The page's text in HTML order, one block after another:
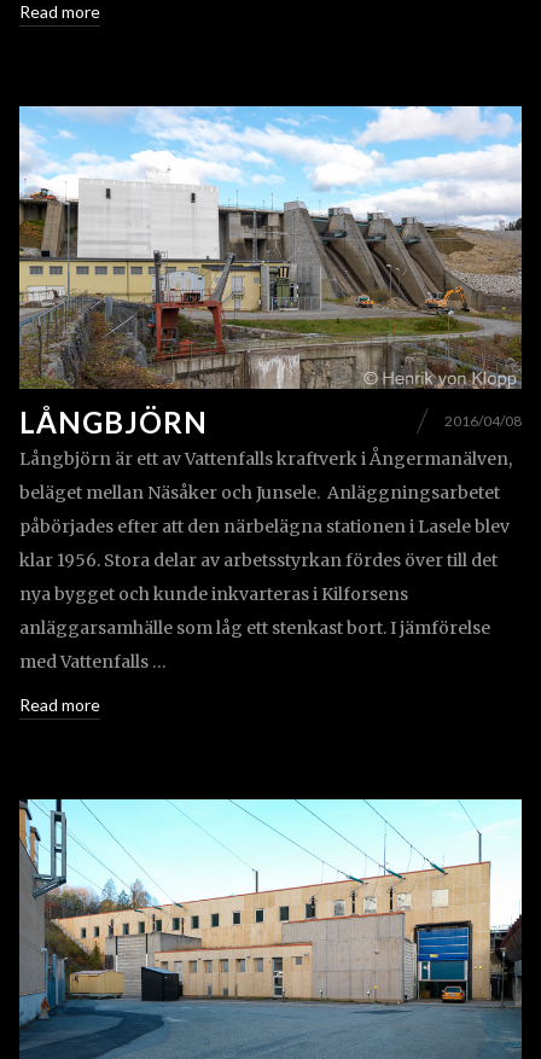
Read more
LÅNGBJÖRN 2016/04/08
Långbjörn är ett av Vattenfalls kraftverk i Ångermanälven,
beläget mellan Näsåker och Junsele. Anläggningsarbetet
påbörjades efter att den närbelägna stationen i Lasele blev
klar 1956. Stora delar av arbetsstyrkan fördes över till det
nya bygget och kunde inkvarteras i Kilforsens
anläggarsamhälle som låg ett stenkast bort. I jämförelse
med Vattenfalls …
Read more